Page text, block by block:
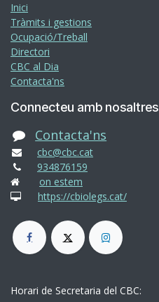
Inici
Tràmits i gestions
Ocupació/Treball
Directori
CBC al Dia
Contacta'ns
Connecteu amb nosaltres
Contacta'ns
cbc@cbc.cat
934876159
on estem
https://cbiolegs.cat/
Horari de Secretaria del CBC: